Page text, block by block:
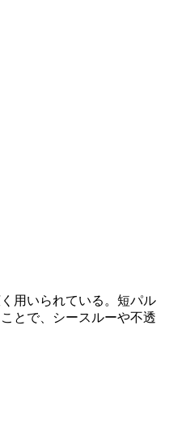
用いられている。短パル
とで、シースルーや不透